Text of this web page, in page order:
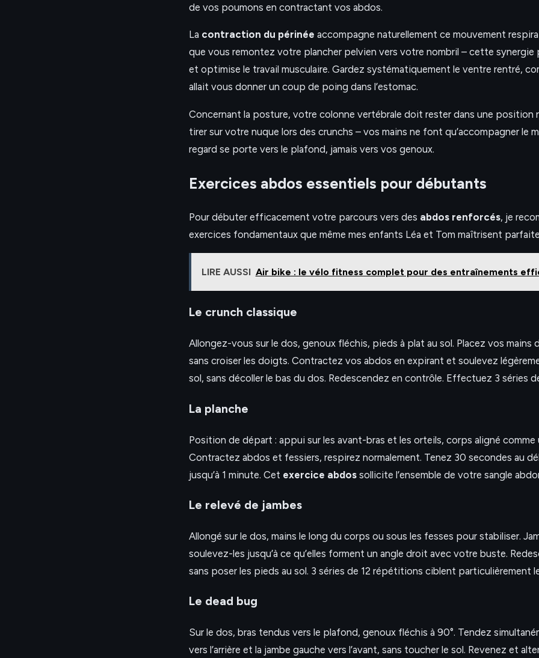
de vos poumons en contractant vos abdos.
La contraction du périnée accompagne naturellement ce mouvement
que vous remontez votre plancher pelvien vers votre nombril – cette
et optimise le travail musculaire. Gardez systématiquement le ventre rentré,
allait vous donner un coup de poing dans l’estomac.
Concernant la posture, votre colonne vertébrale doit rester dans une position
tirer sur votre nuque lors des crunchs – vos mains ne font qu’accompagner le
regard se porte vers le plafond, jamais vers vos genoux.
Exercices abdos essentiels pour débutants
Pour débuter efficacement votre parcours vers des abdos renforcés, je
exercices fondamentaux que même mes enfants Léa et Tom maîtrisent
LIRE AUSSI Air bike : le vélo fitness complet pour des entraînements
Le crunch classique
Allongez-vous sur le dos, genoux fléchis, pieds à plat au sol. Placez vos mains
sans croiser les doigts. Contractez vos abdos en expirant et soulevez
sol, sans décoller le bas du dos. Redescendez en contrôle. Effectuez 3 séries
La planche
Position de départ : appui sur les avant-bras et les orteils, corps aligné comme
Contractez abdos et fessiers, respirez normalement. Tenez 30 secondes au
jusqu’à 1 minute. Cet exercice abdos sollicite l’ensemble de votre sangle
Le relevé de jambes
Allongé sur le dos, mains le long du corps ou sous les fesses pour stabiliser.
soulevez-les jusqu’à ce qu’elles forment un angle droit avec votre buste.
sans poser les pieds au sol. 3 séries de 12 répétitions ciblent particulièrement
Le dead bug
Sur le dos, bras tendus vers le plafond, genoux fléchis à 90°. Tendez
vers l’arrière et la jambe gauche vers l’avant, sans toucher le sol. Revenez et